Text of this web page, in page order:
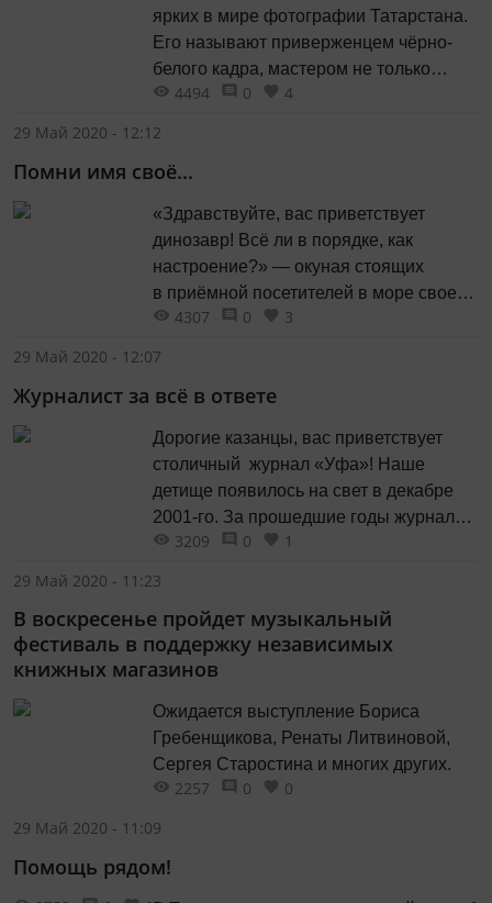
ярких в мире фотографии Татарстана.
Его называют приверженцем чёрно-
белого кадра, мастером не только
портретного жанра, но и событийного,
4494 0
4
29 Май 2020 - 12:12
Помни имя своё...
«Здравствуйте, вас приветствует
динозавр! Всё ли в порядке, как
настроение?» — окуная стоящих
в приёмной посетителей в море своего
обаяния и заполняя пространство
дама.
4307 0
3
29 Май 2020 - 12:07
Журналист за всё в ответе
Дорогие казанцы, вас приветствует
столичный журнал «Уфа»! Наше
детище появилось на свет в декабре
2001-го. За прошедшие годы журнал
стал одним из самых популярных
3209 0
1
29 Май 2020 - 11:23
В воскресенье пройдет музыкальный
фестиваль в поддержку независимых
книжных магазинов
Ожидается выступление Бориса
Гребенщикова, Ренаты Литвиновой,
Сергея Старостина и многих других.
2257 0
0
29 Май 2020 - 11:09
Помощь рядом!